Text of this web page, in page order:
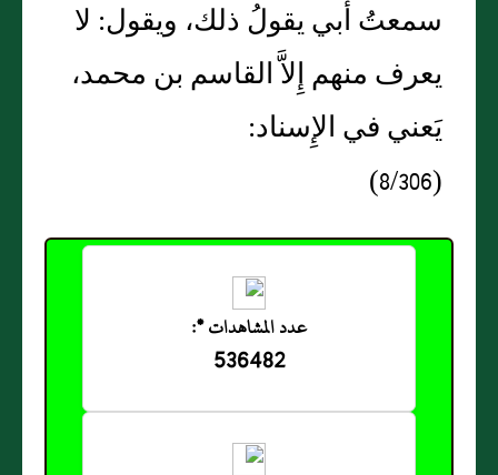
سمعتُ أَبي يقولُ ذلك، ويقول: لا
يعرف منهم إِلاَّ القاسم بن محمد،
يَعني في الإِسناد:
(8/306)
عدد المشاهدات *:
536482